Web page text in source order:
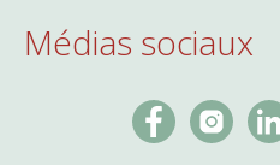
Médias sociaux